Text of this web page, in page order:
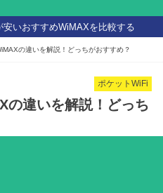
安いおすすめWiMAXを比較する
の違いを解説！どっちがおすすめ？
ポケットWiFi
の違いを解説！どっち